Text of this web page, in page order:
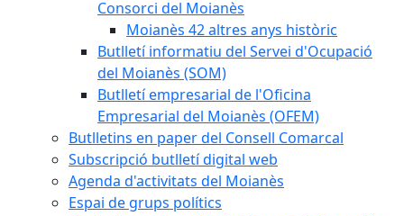
Consorci del Moianès
Moianès 42 altres anys històric
Butlletí informatiu del Servei d'Ocupació
del Moianès (SOM)
Butlletí empresarial de l'Oficina
Empresarial del Moianès (OFEM)
Butlletins en paper del Consell Comarcal
Subscripció butlletí digital web
Agenda d'activitats del Moianès
Espai de grups polítics